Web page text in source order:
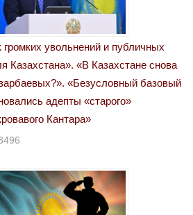
громких увольнений и публичных
Казахстана». «В Казахстане снова
«Безусловный базовый
адепты «старого»
Кантара»